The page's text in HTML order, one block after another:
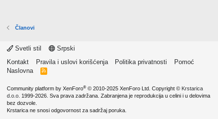
Članovi
Svetli stil
Srpski
Kontakt
Pravila i uslovi korišćenja Politika privatnosti
Pomoć
Naslovna
R
Community platform by XenForo® © 2010-2025 XenForo Ltd. Copyright © Krstarica
d.o.o. 1999-2026. Sva prava zadržana. Zabranjena je reprodukcija u celini i u delovima
bez dozvole.
Krstarica ne snosi odgovornost za sadržaj poruka.